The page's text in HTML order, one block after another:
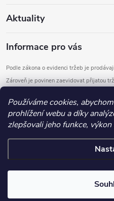
Používáme cookies,
prohlížení webu a díky
zlepšovali jeho funkce,
Aktuality
Informace pro vás
Podle zákona o evidenci tržeb je
Zároveň je povinen zaevidovat přijatou
Copyright 2026DOMYS.
.detail-parameters img, .basic-